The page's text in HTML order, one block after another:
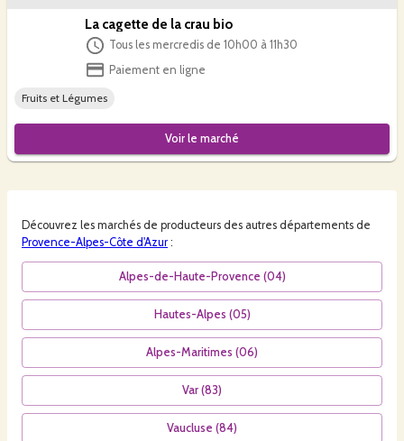
La cagette de la crau bio
Tous les mercredis de 10h00 à 11h30
Paiement en ligne
Fruits et Légumes
Voir le marché
Découvrez les marchés de producteurs des autres départements de
Provence-Alpes-Côte d'Azur :
Alpes-de-Haute-Provence (04)
Hautes-Alpes (05)
Alpes-Maritimes (06)
Var (83)
Vaucluse (84)